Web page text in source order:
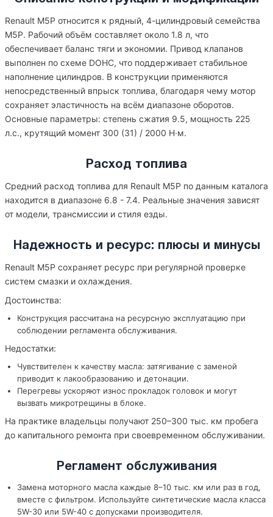
Renault M5P относится к рядный, 4-цилиндровый семейства
M5P. Рабочий объём составляет около 1.8 л, что
обеспечивает баланс тяги и экономии. Привод клапанов
выполнен по схеме DOHC, что поддерживает стабильное
наполнение цилиндров. В конструкции применяются
непосредственный впрыск топлива, благодаря чему мотор
сохраняет эластичность на всём диапазоне оборотов.
Основные параметры: степень сжатия 9.5, мощность 225
л.с., крутящий момент 300 (31) / 2000 Н·м.
Расход топлива
Средний расход топлива для Renault M5P по данным каталога
находится в диапазоне 6.8 - 7.4. Реальные значения зависят
от модели, трансмиссии и стиля езды.
Надежность и ресурс: плюсы и минусы
Renault M5P сохраняет ресурс при регулярной проверке
систем смазки и охлаждения.
Достоинства:
Конструкция рассчитана на ресурсную эксплуатацию при
соблюдении регламента обслуживания.
Недостатки:
Чувствителен к качеству масла: затягивание с заменой
приводит к лакообразованию и детонации.
Перегревы ускоряют износ прокладок головок и могут
вызвать микротрещины в блоке.
На практике владельцы получают 250–300 тыс. км пробега
до капитального ремонта при своевременном обслуживании.
Регламент обслуживания
Замена моторного масла каждые 8–10 тыс. км или раз в год,
вместе с фильтром. Используйте синтетические масла класса
5W-30 или 5W-40 с допусками производителя.